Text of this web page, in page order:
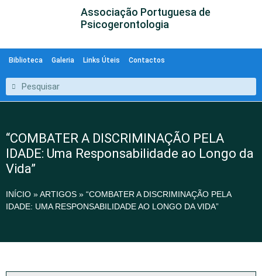
Associação Portuguesa de
Psicogerontologia
Biblioteca Galeria Links Úteis Contactos
“COMBATER A DISCRIMINAÇÃO PELA
IDADE: Uma Responsabilidade ao Longo da
Vida”
INÍCIO »ARTIGOS » “COMBATER A DISCRIMINAÇÃO PELA
IDADE: UMA RESPONSABILIDADE AO LONGO DA VIDA”